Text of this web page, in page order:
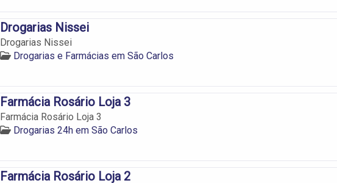
Drogarias Nissei
Drogarias Nissei
Drogarias e Farmácias em São Carlos
Farmácia Rosário Loja 3
Farmácia Rosário Loja 3
Drogarias 24h em São Carlos
Farmácia Rosário Loja 2